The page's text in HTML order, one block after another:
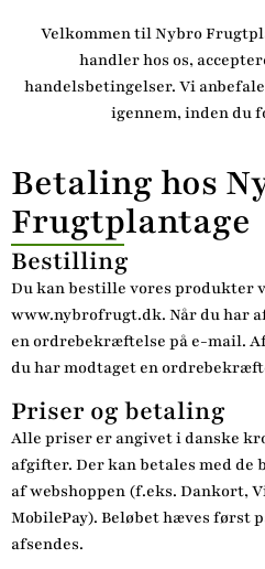
Velkommen til Nybro
handler hos os,
handelsbetingelser. Vi
igennem, inden du
Betaling hos
Frugtplantage
Bestilling
Du kan bestille vores produkter
www.nybrofrugt.dk. Når du har
en ordrebekræftelse på e-mail.
du har modtaget en
Priser og betaling
Alle priser er angivet i danske
afgifter. Der kan betales med
af webshoppen (f.eks. Dankort,
MobilePay). Beløbet hæves først
afsendes.